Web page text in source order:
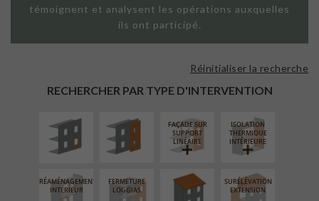
témoignent et analysent les opérations auxquelles
ils ont participé.
RECHERCHER PAR TYPE D'INTERVENTION
Réinitialiser la recherche
EXTÉRIEURE
FAÇADE SUR
SUPPORT
LINÉAIRE
ISOLATION
THERMIQUE
INTÉRIEURE
RÉAMÉNAGEMENT
INTÉRIEUR
FERMETURE
LOGGIAS
RÉFECTION DES
TOITURES
SURÉLÉVATION
EXTENSION
AMÉNAGEMENT
EXTÉRIEUR
PROCÉDÉ
PARTICULIER